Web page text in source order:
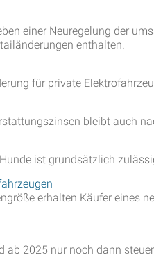
einer Neuregelung der
enthalten.
für private
bleibt auch
ist grundsätzlich
erhalten Käufer eines
2025 nur noch dann